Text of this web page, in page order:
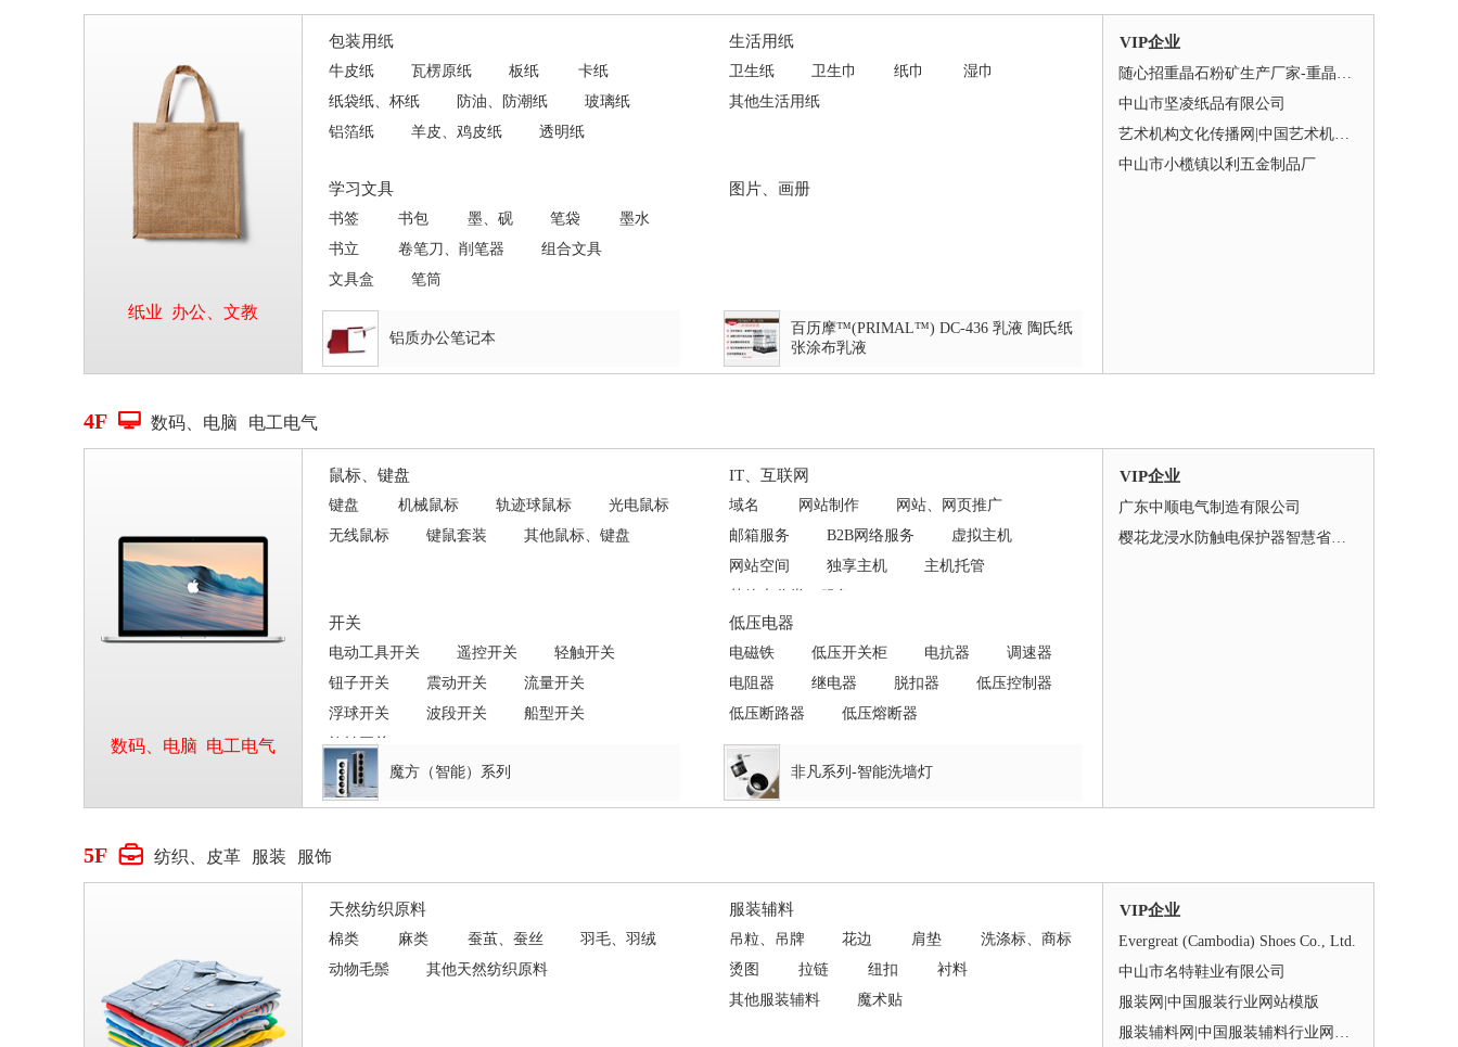
纸业 办公、文教
包装用纸
牛皮纸 瓦楞原纸 板纸
卡纸
纸袋纸、杯纸
防油、防潮纸
玻璃纸
铝箔纸
羊皮、鸡皮纸 透明纸
生活用纸
卫生纸 卫生巾 纸巾
湿巾
其他生活用纸
学习文具
书签 书包 墨、砚 笔袋
墨水
书立
卷笔刀、削笔器
组合文具
文具盒
笔筒
图片、画册
铝质办公笔记本
百历摩™(PRIMAL™) DC-436 乳液 陶氏纸
张涂布乳液
VIP企业
随心招重晶石粉矿生产厂家-重晶石原矿用途及批发价格
中山市坚凌纸品有限公司
艺术机构文化传播网|中国艺术机构文化传播行业网站模版
中山市小榄镇以利五金制品厂
4F  数码、电脑 电工电气
数码、电脑 电工电气
鼠标、键盘
键盘 机械鼠标 轨迹球鼠标
光电鼠标
无线鼠标
键鼠套装 其他鼠标、键盘
IT、互联网
域名 网站制作
网站、网页推广
邮箱服务
B2B网络服务
虚拟主机
网站空间
独享主机
主机托管
开关
电动工具开关 遥控开关
轻触开关
钮子开关
震动开关
流量开关
浮球开关
波段开关
船型开关
旋转开关
低压电器
电磁铁 低压开关柜 电抗器
调速器
电阻器
继电器 脱扣器
低压控制器
低压断路器
低压熔断器
魔方（智能）系列 非凡系列-智能洗墙灯
VIP企业
广东中顺电气制造有限公司
樱花龙浸水防触电保护器智慧省电节能
5F  纺织、皮革 服装 服饰
天然纺织原料
棉类 麻类 蚕茧、蚕丝
羽毛、羽绒
动物毛鬃
其他天然纺织原料
服装辅料
吊粒、吊牌 花边 肩垫
洗涤标、商标
烫图
拉链 纽扣
衬料
其他服装辅料
魔术贴
VIP企业
Evergreat (Cambodia) Shoes Co., Ltd.
中山市名特鞋业有限公司
服装网|中国服装行业网站模版
服装辅料网|中国服装辅料行业网站模版